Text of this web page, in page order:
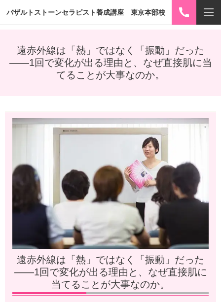
バザルトストーンセラピスト養成講座 東京本部校
遠赤外線は「熱」ではなく「振動」だった
——1回で変化が出る理由と、なぜ直接肌に当
てることが大事なのか。
遠赤外線は「熱」ではなく「振動」だった
——1回で変化が出る理由と、なぜ直接肌に
当てることが大事なのか。